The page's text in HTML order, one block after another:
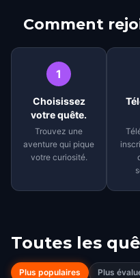
Comment
1
Choisissez
votre quête.
Trouvez une
aventure qui pique
votre curiosité.
Toutes les
Plus populaires Plus